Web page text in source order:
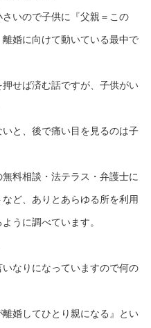
いので子供に『父親＝この
婚に向けて動いている最中で
せば済む話ですが、子供がい
と、後で痛い目を見るのは子
料相談・法テラス・弁護士に
ど、ありとあらゆる所を利用
うに調べています。
なりになっていますので何の
婚してひとり親になる』とい